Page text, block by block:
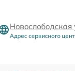
Адрес сервисного